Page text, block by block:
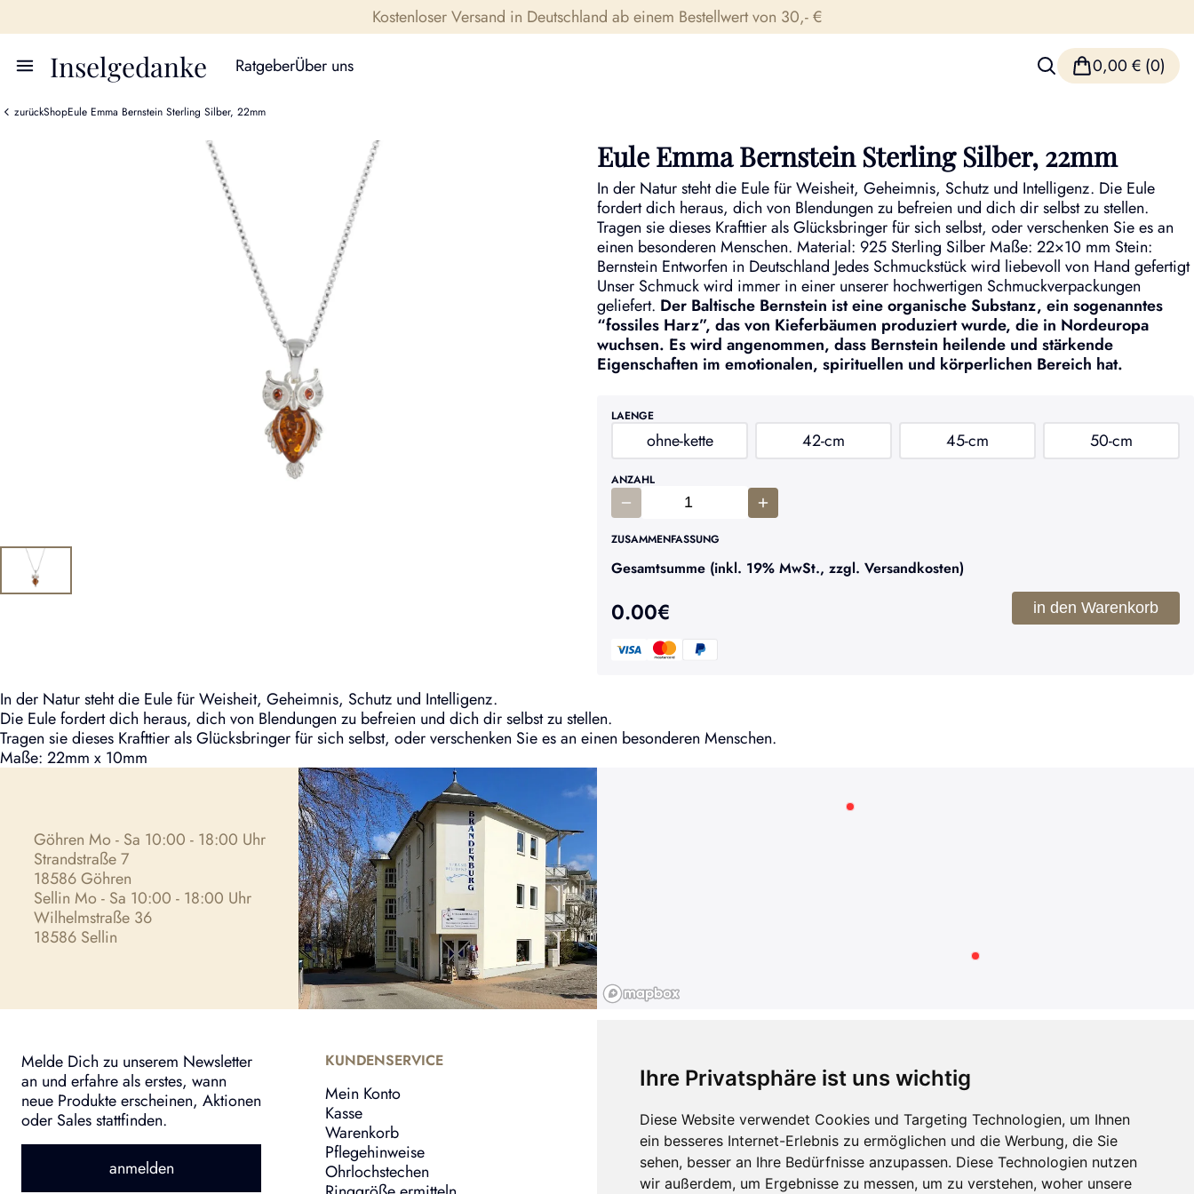
Ihre Privatsphäre ist uns wichtig
Diese Website verwendet Cookies und Targeting Technologien, um Ihnen
ein besseres Internet-Erlebnis zu ermöglichen und die Werbung, die Sie
sehen, besser an Ihre Bedürfnisse anzupassen. Diese Technologien nutzen
wir außerdem, um Ergebnisse zu messen, um zu verstehen, woher unsere
Kostenloser Versand in Deutschland ab einem Bestellwert von 30,- €
Inselgedanke RatgeberÜber uns 0,00 € (0)
zurückShopEule Emma Bernstein Sterling Silber, 22mm
Eule Emma Bernstein Sterling Silber, 22mm
In der Natur steht die Eule für Weisheit, Geheimnis, Schutz und Intelligenz. Die Eule
fordert dich heraus, dich von Blendungen zu befreien und dich dir selbst zu stellen.
Tragen sie dieses Krafttier als Glücksbringer für sich selbst, oder verschenken Sie es an
einen besonderen Menschen. Material: 925 Sterling Silber Maße: 22×10 mm Stein:
Bernstein Entworfen in Deutschland Jedes Schmuckstück wird liebevoll von Hand gefertigt
Unser Schmuck wird immer in einer unserer hochwertigen Schmuckverpackungen
geliefert. Der Baltische Bernstein ist eine organische Substanz, ein sogenanntes
“fossiles Harz”, das von Kieferbäumen produziert wurde, die in Nordeuropa
wuchsen. Es wird angenommen, dass Bernstein heilende und stärkende
Eigenschaften im emotionalen, spirituellen und körperlichen Bereich hat.
LAENGE
ohne-kette 42-cm 45-cm 50-cm
ANZAHL
ZUSAMMENFASSUNG
Gesamtsumme (inkl. 19% MwSt., zzgl. Versandkosten)
0.00€ in den Warenkorb
In der Natur steht die Eule für Weisheit, Geheimnis, Schutz und Intelligenz.
Die Eule fordert dich heraus, dich von Blendungen zu befreien und dich dir selbst zu stellen.
Tragen sie dieses Krafttier als Glücksbringer für sich selbst, oder verschenken Sie es an einen besonderen Menschen.
Maße: 22mm x 10mm
Göhren Mo - Sa 10:00 - 18:00 Uhr
Strandstraße 7
18586 Göhren
Sellin Mo - Sa 10:00 - 18:00 Uhr
Wilhelmstraße 36
18586 Sellin
Melde Dich zu unserem Newsletter
an und erfahre als erstes, wann
neue Produkte erscheinen, Aktionen
oder Sales stattfinden.
anmelden
KUNDENSERVICE
Mein Konto
Kasse
Warenkorb
Pflegehinweise
Ohrlochstechen
Shop
Bernstein Armbänder
Bernstein Ohrringe
Bernstein Ringe
Über uns
AGB
Datenschutzerklärung
Impressum
Widerrufsbelehrung
Widerrufsformular